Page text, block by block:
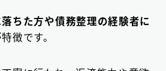
ちた方や債務整理の経験者に
徴です。